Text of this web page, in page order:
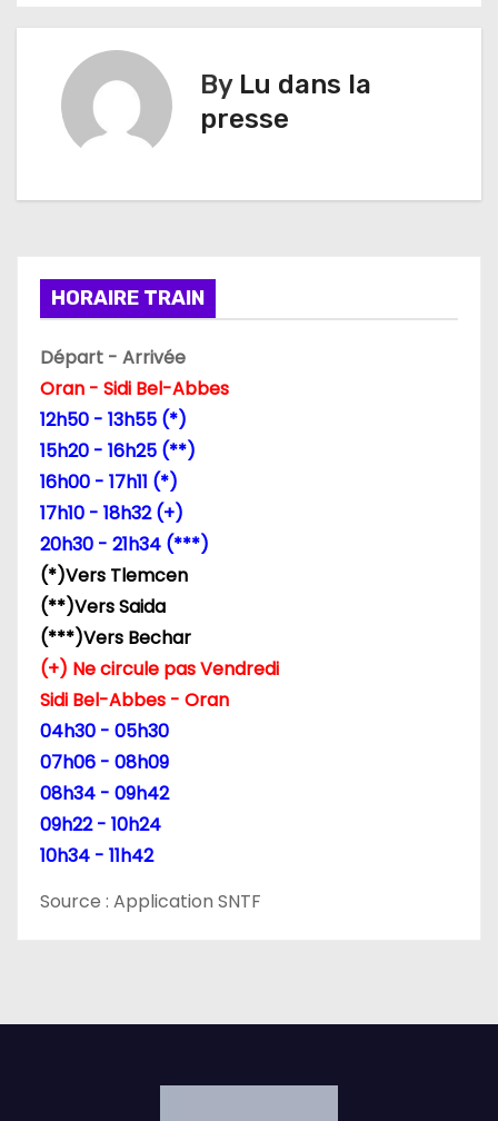
t
o
n
d
e
a
r
t
c
e
By Lu dans la
presse
HORAIRE TRAIN
Départ - Arrivée
Oran - Sidi Bel-Abbes
12h50 - 13h55 (*)
15h20 - 16h25 (**)
16h00 - 17h11 (*)
17h10 - 18h32 (+)
20h30 - 21h34 (***)
(*)Vers Tlemcen
(**)Vers Saida
(***)Vers Bechar
(+) Ne circule pas Vendredi
Sidi Bel-Abbes - Oran
04h30 - 05h30
07h06 - 08h09
08h34 - 09h42
09h22 - 10h24
10h34 - 11h42
Source : Application SNTF